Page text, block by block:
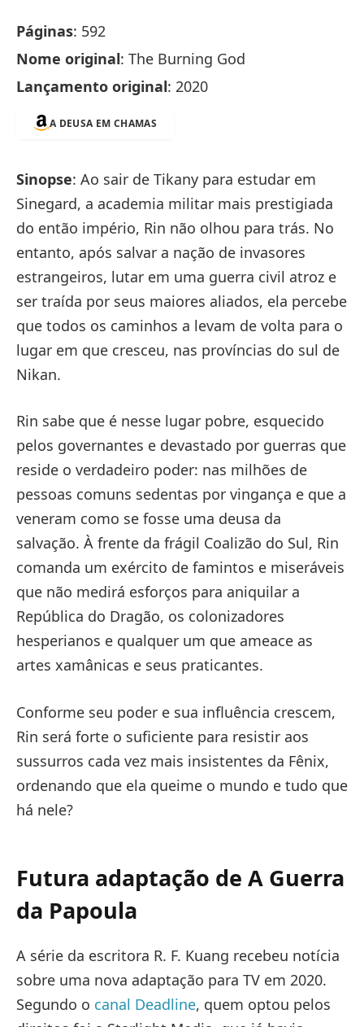
Páginas: 592
Nome original: The Burning God
Lançamento original: 2020
A DEUSA EM CHAMAS
Sinopse: Ao sair de Tikany para estudar em
Sinegard, a academia militar mais prestigiada
do então império, Rin não olhou para trás. No
entanto, após salvar a nação de invasores
estrangeiros, lutar em uma guerra civil atroz e
ser traída por seus maiores aliados, ela percebe
que todos os caminhos a levam de volta para o
lugar em que cresceu, nas províncias do sul de
Nikan.
Rin sabe que é nesse lugar pobre, esquecido
pelos governantes e devastado por guerras que
reside o verdadeiro poder: nas milhões de
pessoas comuns sedentas por vingança e que a
veneram como se fosse uma deusa da
salvação. À frente da frágil Coalizão do Sul, Rin
comanda um exército de famintos e miseráveis
que não medirá esforços para aniquilar a
República do Dragão, os colonizadores
hesperianos e qualquer um que ameace as
artes xamânicas e seus praticantes.
Conforme seu poder e sua influência crescem,
Rin será forte o suficiente para resistir aos
sussurros cada vez mais insistentes da Fênix,
ordenando que ela queime o mundo e tudo que
há nele?
Futura adaptação de A Guerra
da Papoula
A série da escritora R. F. Kuang recebeu notícia
sobre uma nova adaptação para TV em 2020.
Segundo o canal Deadline, quem optou pelos